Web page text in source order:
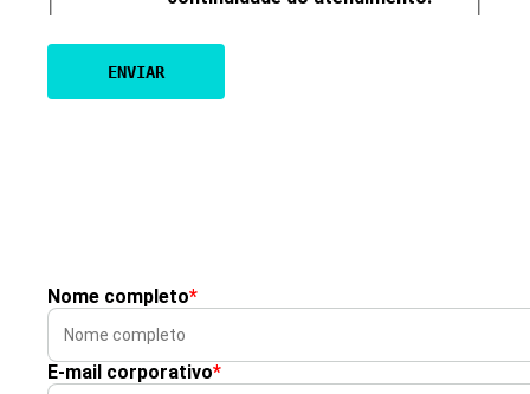
Nome completo*
E-mail corporativo*